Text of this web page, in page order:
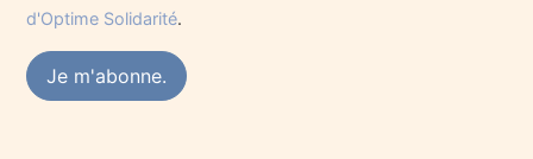
d'Optime Solidarité.